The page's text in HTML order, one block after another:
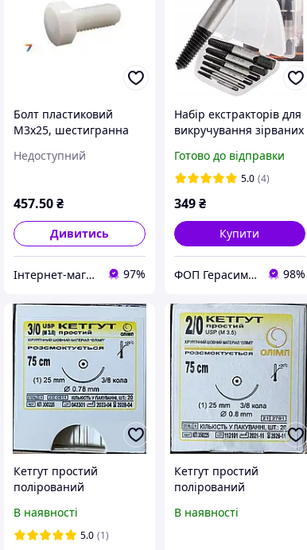
Болт пластиковий
M3x25, шестигранна
Ціна вказана за
довжина 25 мм.
Недоступний
457.50₴
Дивитись
Інтернет-магазин ЗНАКОМО! Відправка від 1 до 5 днів! На деякі товари може бути передплата! 97%
Набір екстракторів для
викручування зірваних
M3-M25 (C9191)
Готово до відправки
5.0 (4)
349 ₴
Купити
ФОП Герасименко О. В. 98%
Кетгут простий
полірований
кол. гол.25мм3/8кола,
75см
В наявності
5.0 (1)
Кетгут простий
полірований
кол. гол.25мм3/8кола,
В наявності